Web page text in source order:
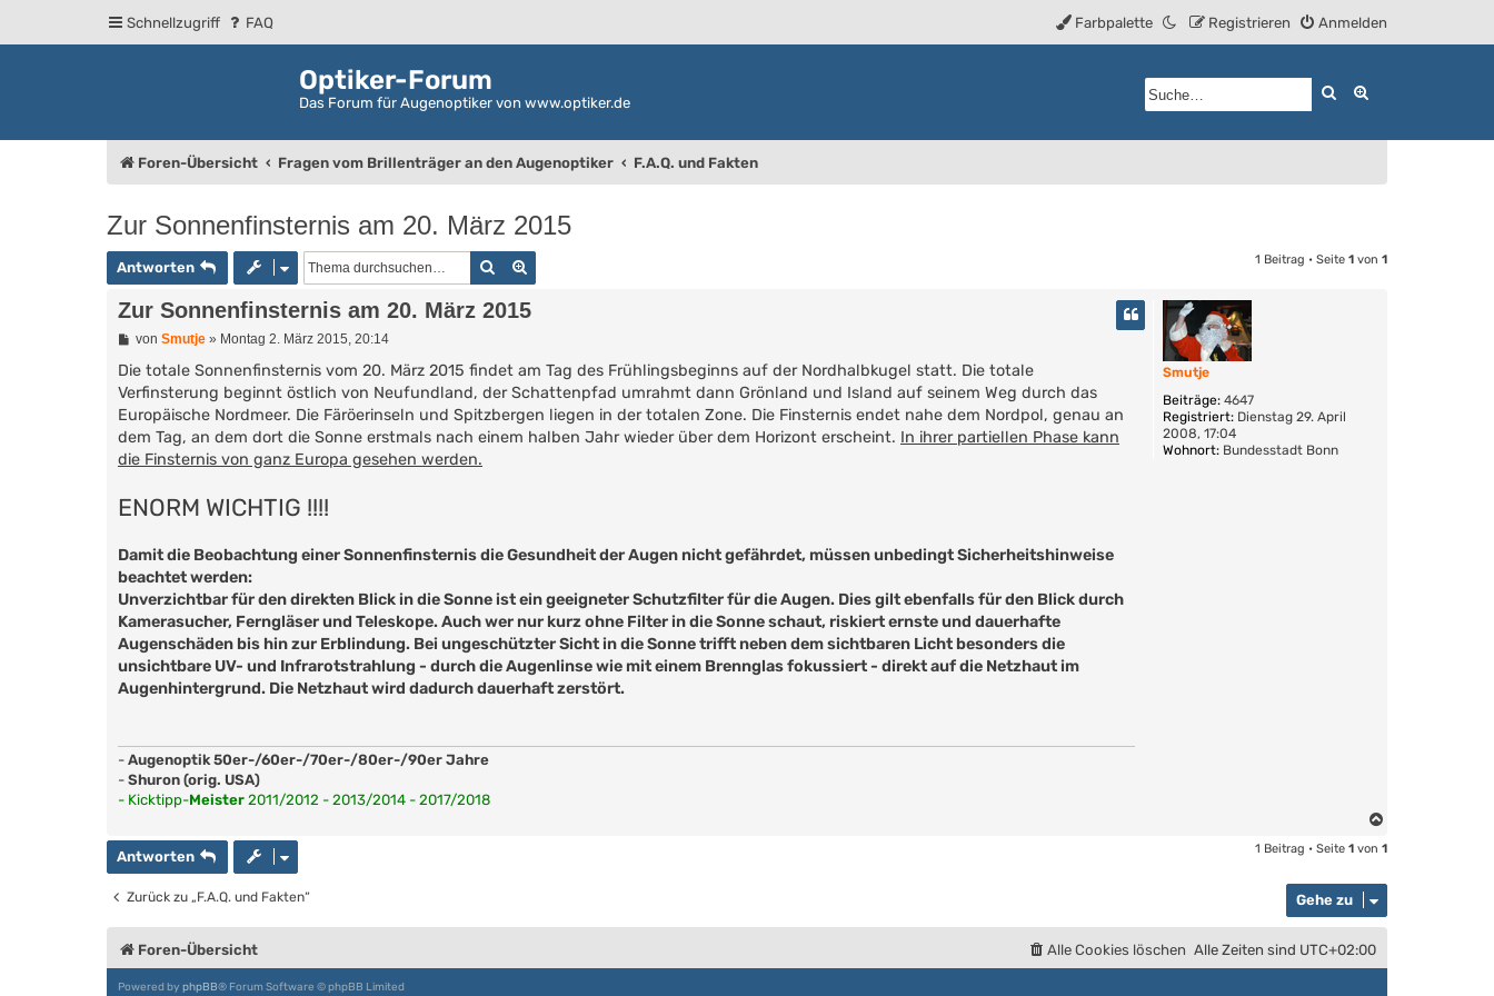
Schnellzugriff FAQ Anmelden
Registrieren
Farbpalette
Optiker-Forum
Das Forum für Augenoptiker von www.optiker.de
Suche
Foren-Übersicht Fragen vom Brillenträger an den Augenoptiker F.A.Q. und Fakten
Zur Sonnenfinsternis am 20. März 2015
Antworten Suche 1 Beitrag • Seite 1 von 1
Smutje
Beiträge: 4647
Registriert: Dienstag 29. April
2008, 17:04
Wohnort: Bundesstadt Bonn
Zur Sonnenfinsternis am 20. März 2015
B
i
r
a
g
von Smutje» Montag 2. März 2015, 20:14
Die totale Sonnenfinsternis vom 20. März 2015 findet am Tag des Frühlingsbeginns auf der Nordhalbkugel statt. Die totale
Verfinsterung beginnt östlich von Neufundland, der Schattenpfad umrahmt dann Grönland und Island auf seinem Weg durch das
Europäische Nordmeer. Die Färöerinseln und Spitzbergen liegen in der totalen Zone. Die Finsternis endet nahe dem Nordpol, genau an
dem Tag, an dem dort die Sonne erstmals nach einem halben Jahr wieder über dem Horizont erscheint. In ihrer partiellen Phase kann
die Finsternis von ganz Europa gesehen werden.
ENORM WICHTIG !!!!
Damit die Beobachtung einer Sonnenfinsternis die Gesundheit der Augen nicht gefährdet, müssen unbedingt Sicherheitshinweise
beachtet werden:
Unverzichtbar für den direkten Blick in die Sonne ist ein geeigneter Schutzfilter für die Augen. Dies gilt ebenfalls für den Blick durch
Kamerasucher, Ferngläser und Teleskope. Auch wer nur kurz ohne Filter in die Sonne schaut, riskiert ernste und dauerhafte
Augenschäden bis hin zur Erblindung. Bei ungeschützter Sicht in die Sonne trifft neben dem sichtbaren Licht besonders die
unsichtbare UV- und Infrarotstrahlung - durch die Augenlinse wie mit einem Brennglas fokussiert - direkt auf die Netzhaut im
Augenhintergrund. Die Netzhaut wird dadurch dauerhaft zerstört.
- Augenoptik 50er-/60er-/70er-/80er-/90er Jahre
- Shuron (orig. USA)
- Kicktipp-Meister 2011/2012 - 2013/2014 - 2017/2018
b
Antworten 1 Beitrag • Seite 1 von 1
Zurück zu „F.A.Q. und Fakten“ Gehe zu
Foren-Übersicht Alle Zeiten sind UTC+02:00
Alle Cookies löschen
Powered by phpBB® Forum Software © phpBB Limited